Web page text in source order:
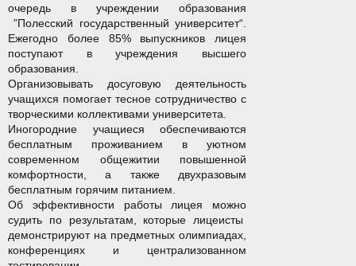
очередь в учреждении образования
”Полесский государственный университет“.
Ежегодно более 85% выпускников лицея
поступают в учреждения высшего
образования.
Организовывать досуговую деятельность
учащихся помогает тесное сотрудничество с
творческими коллективами университета.
Иногородние учащиеся обеспечиваются
бесплатным проживанием в уютном
современном общежитии повышенной
комфортности, а также двухразовым
бесплатным горячим питанием.
Об эффективности работы лицея можно
судить по результатам, которые лицеисты
демонстрируют на предметных олимпиадах,
конференциях и централизованном